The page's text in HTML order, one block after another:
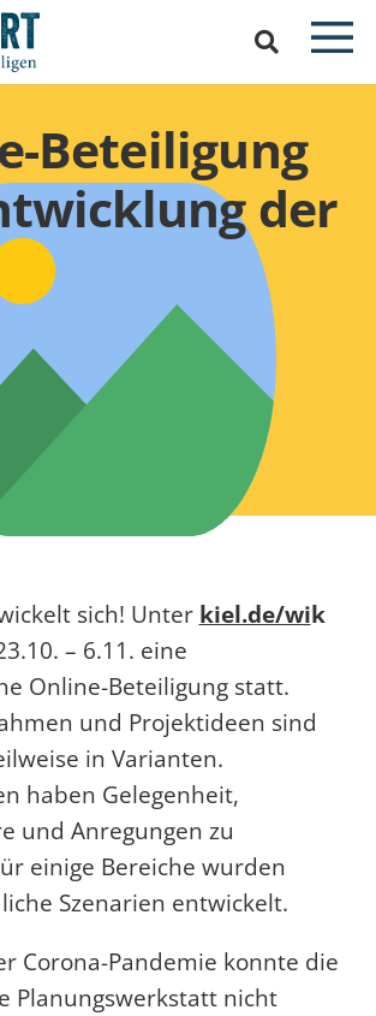
Beteiligung
der
sich! Unter kiel.de/wik
– 6.11. eine
Online-Beteiligung statt.
und Projektideen sind
in Varianten.
haben Gelegenheit,
und Anregungen zu
einige Bereiche wurden
Szenarien entwickelt.
Corona-Pandemie konnte die
Planungswerkstatt nicht